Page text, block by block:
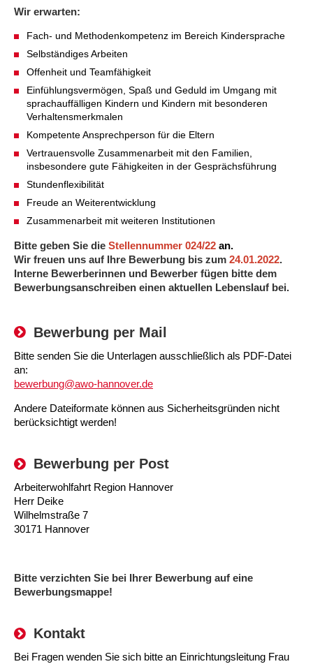
Kindertagesstätte Klaus-Müller-Kilian-Weg /
“Mäuseburg” / Familienzentrum
Kindertagesstätte König-Ludwig-Straße
Kindertagesstätte Langes Feld “Deisterspatzen”
Kindertagesstätte Moorlilienweg /
Familienzentrum
Kindertagesstätte Petermannstraße /
Familienzentrum
Kindertagesstätte Rosenbergstraße
Krippe Schleswiger Straße
Kindertagesstätte Sylter Weg
Kindertagesstätte Tresckowstraße
Kindertagesstätte Voltmerstraße
Kindertagesstätte Wiehbergstraße
Kindertagesstätte Hiltrud-Grote-Weg
Kindertagesstätte Ibykusweg / Familienzentrum
Kindertagesstätte Johannes-Lau-Hof
Kindertagesstätte Kapellenbrink /
Familienzentrum
Kindertagesstätte Klaus-Müller-Kilian-Weg /
“Mäuseburg” / Familienzentrum
Kindertagesstätte Langes Feld “Deisterspatzen”
Kindertagesstätte Levester Straße
Familienzentrum
Kindertagesstätte Mühenkamp / Familienzentrum
Kindertagesstätte Petermannstraße /
Kindertagesstätte Pfarrlandplatz
Hör- und Sprachheilkindergarten Ratswiese
Kindertagesstätte Rosenbergstraße
Kindertagesstätte Schneiderberg
Familienzentrum
Kindertagesstätte Tresckowstraße
Wir erwarten:
Fach- und Methodenkompetenz im Bereich Kindersprache
Selbständiges Arbeiten
Offenheit und Teamfähigkeit
Einfühlungsvermögen, Spaß und Geduld im Umgang mit
sprachauffälligen Kindern und Kindern mit besonderen
Verhaltensmerkmalen
Kompetente Ansprechperson für die Eltern
Vertrauensvolle Zusammenarbeit mit den Familien,
insbesondere gute Fähigkeiten in der Gesprächsführung
Stundenflexibilität
Freude an Weiterentwicklung
Zusammenarbeit mit weiteren Institutionen
Bitte geben Sie die Stellennummer 024/22 an.
Wir freuen uns auf Ihre Bewerbung bis zum 24.01.2022.
Interne Bewerberinnen und Bewerber fügen bitte dem
Bewerbungsanschreiben einen aktuellen Lebenslauf bei.
Bewerbung per Mail
Bitte senden Sie die Unterlagen ausschließlich als PDF-Datei
an:
bewerbung@awo-hannover.de
Andere Dateiformate können aus Sicherheitsgründen nicht
berücksichtigt werden!
Bewerbung per Post
Arbeiterwohlfahrt Region Hannover
Herr Deike
Wilhelmstraße 7
30171 Hannover
Bitte verzichten Sie bei Ihrer Bewerbung auf eine
Bewerbungsmappe!
Kontakt
Bei Fragen wenden Sie sich bitte an Einrichtungsleitung Frau